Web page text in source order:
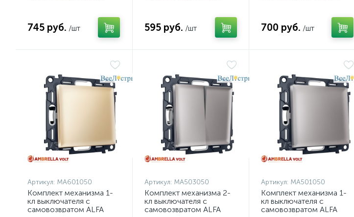
745 руб. /шт 595 руб. /шт
MA633050 (AP6330,
VM129)
700 руб. /шт
Артикул: MA601050
Комплект механизма 1-
кл выключателя с
самовозвратом ALFA
Артикул: MA503050
Комплект механизма 2-
кл выключателя с
самовозвратом ALFA
Артикул: MA501050
Комплект механизма 1-
кл выключателя с
самовозвратом ALFA